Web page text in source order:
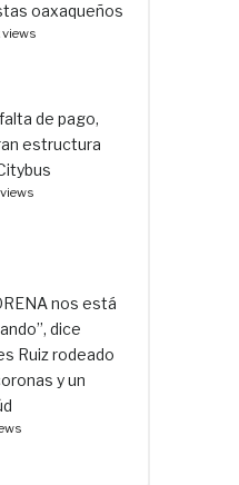
oaxaqueños
views
de pago,
estructura
nos está
dice
Ruiz rodeado
y un